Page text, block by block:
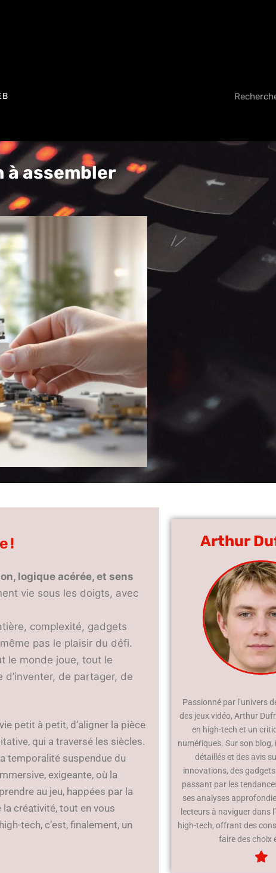
à assembler
!
logique acérée, et sens
vie sous les doigts, avec
complexité, gadgets
pas le plaisir du défi.
le monde joue, tout le
de partager, de
petit à petit, d’aligner la pièce
qui a traversé les siècles.
temporalité suspendue du
exigeante, où la
au jeu, happées par la
créativité, tout en vous
tech, c’est, finalement, un
Arthur
Passionné par l’univers
des jeux vidéo, Arthur
en high-tech et un
numériques. Sur son
détaillés et des avis
innovations, des
passant par les
ses analyses
lecteurs à naviguer dans
high-tech, offrant des
faire des choix